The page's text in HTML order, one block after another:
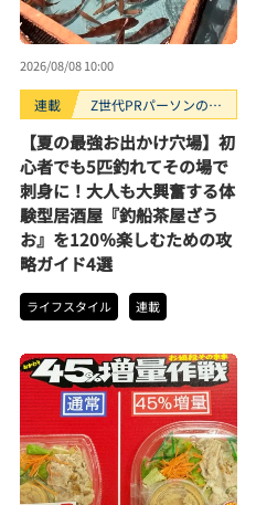
2026/08/08 10:00
連載
Z世代PRパーソンのキ
【夏の最強お出かけ穴場】初
心者でも5匹釣れてその場で
刺身に！大人も大興奮する体
験型居酒屋『釣船茶屋ざう
お』を120％楽しむための攻
略ガイド4選
ライフスタイル 連載